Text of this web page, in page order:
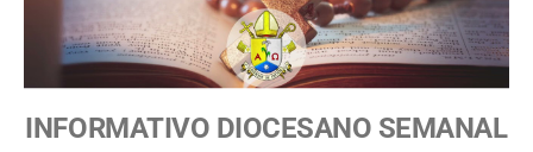
INFORMATIVO DIOCESANO SEMANAL